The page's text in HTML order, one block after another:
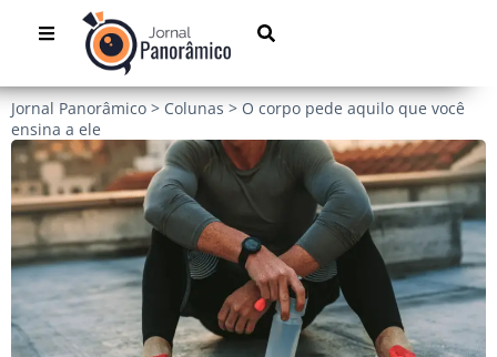
Jornal Panorâmico > Colunas > O corpo pede aquilo que você
ensina a ele